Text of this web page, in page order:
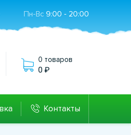
Пн-Вс 9:00 - 20:00
0 товаров
0
Контакты